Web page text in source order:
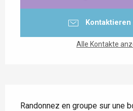
Kontaktieren
Alle Kontakte
Randonnez en groupe sur une